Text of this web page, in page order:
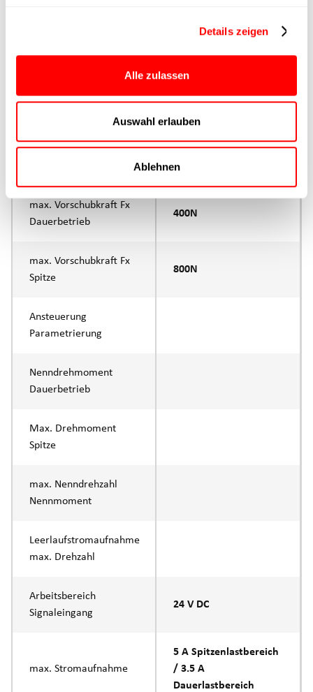
Details zeigen
Alle zulassen
Auswahl erlauben
Ablehnen
Max. Vorschubkraft 800N
CTL
max. Vorschubkraft Fx
Dauerbetrieb
400N
max. Vorschubkraft Fx
Spitze
800N
Ansteuerung
Parametrierung
Nenndrehmoment
Dauerbetrieb
Max. Drehmoment
Spitze
max. Nenndrehzahl
Nennmoment
Leerlaufstromaufnahme
max. Drehzahl
Arbeitsbereich
Signaleingang
24 V DC
max. Stromaufnahme
5 A Spitzenlastbereich
/ 3.5 A
Dauerlastbereich